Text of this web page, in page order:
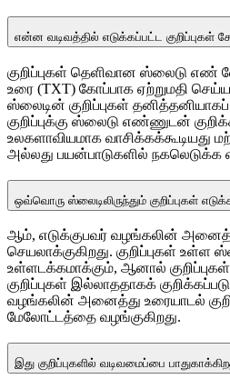
என்ன வடிவத்தில் எடுக்கப்பட்ட குறிப்புகள்
குறிப்புகள் தெளிவான ஸ்லைடு எண்
உரை (TXT) கோப்பாக ஏற்றுமதி
ஸ்லைடின் குறிப்புகள் தனித்தனியாகப்
குறிப்புக்கு ஸ்லைடு எண்ணுடன்
உலகளாவியமாக வாசிக்கக்கூடியது
அல்லது பயன்பாடுகளில் நகலெடுக்க
ஒவ்வொரு ஸ்லைடிலிருந்தும் குறிப்புகள்
ஆம், எடுக்குபவர் வழங்கலின்
செயலாக்குகிறது. குறிப்புகள்
உள்ளடக்கமாக்கும், ஆனால்
குறிப்புகள் இல்லாததாகக்
வழங்கலின் அனைத்து உரையாடல்
மேலோட்டத்தை வழங்குகிறது.
இது குறிப்புகளில் வடிவமைப்பை